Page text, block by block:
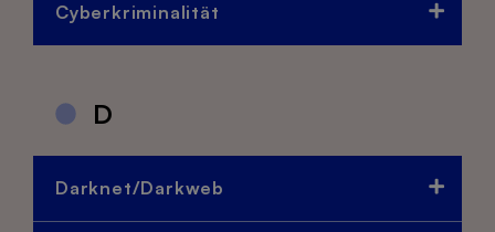
Cyberkriminalität
D
Darknet/Darkweb